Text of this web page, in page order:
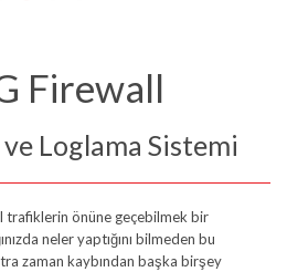
Firewall
Loglama Sistemi
trafiklerin önüne geçebilmek bir
neler yaptığını bilmeden bu
zaman kaybından başka birşey